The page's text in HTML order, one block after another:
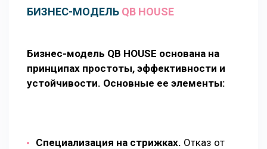
БИЗНЕС-МОДЕЛЬ QB HOUSE
Бизнес-модель QB HOUSE основана на
принципах простоты, эффективности и
устойчивости. Основные ее элементы:
Специализация на стрижках. Отказ от